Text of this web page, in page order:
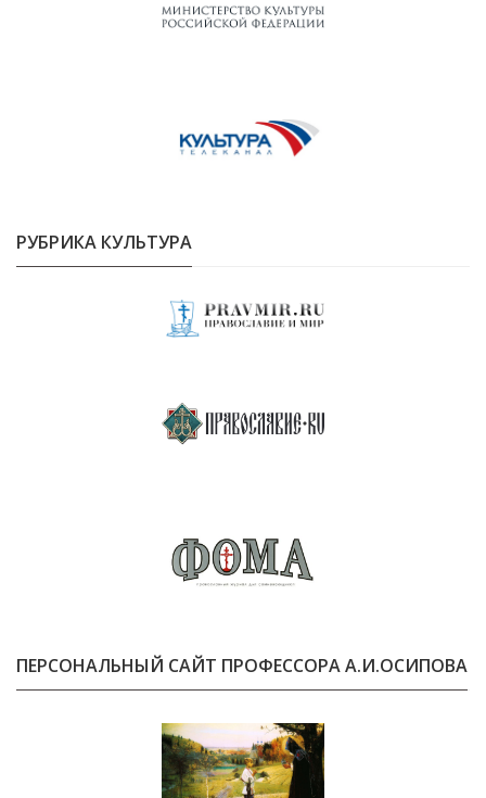
РУБРИКА КУЛЬТУРА
ПЕРСОНАЛЬНЫЙ САЙТ ПРОФЕССОРА А.И.ОСИПОВА